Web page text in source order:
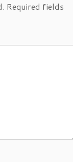
Required fields